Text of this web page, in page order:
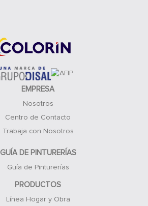
EMPRESA
Nosotros
Centro de Contacto
Trabaja con Nosotros
GUÍA DE PINTURERÍAS
Guía de Pinturerías
PRODUCTOS
Línea Hogar y Obra